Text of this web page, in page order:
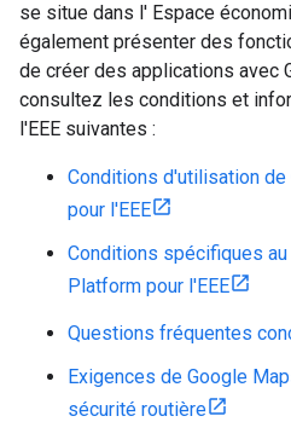
se situe dans l' Espace
également présenter des
de créer des applications avec
consultez les conditions et
l'EEE suivantes :
Conditions d'utilisation
pour l'EEE
Conditions spécifiques
Platform pour l'EEE
Questions fréquentes
Exigences de Google
sécurité routière